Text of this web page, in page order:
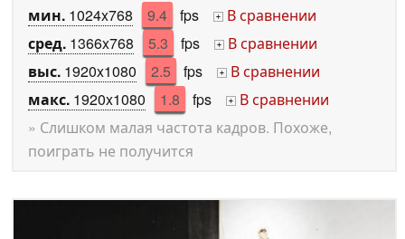
мин. 1024x768 9.4 fps +
В сравнении
сред. 1366x768 5.3 fps +
В сравнении
выс. 1920x1080 2.5 fps +
В сравнении
макс. 1920x1080 1.8 fps +
В сравнении
» Слишком малая частота кадров. Похоже,
поиграть не получится